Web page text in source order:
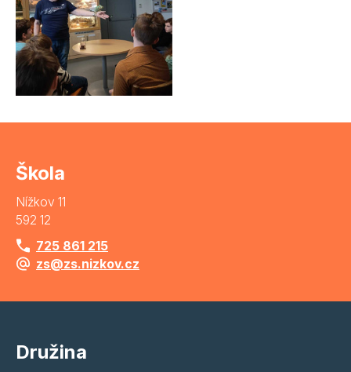
Škola
Nížkov 11
592 12
725 861 215
zs@zs.nizkov.cz
Družina